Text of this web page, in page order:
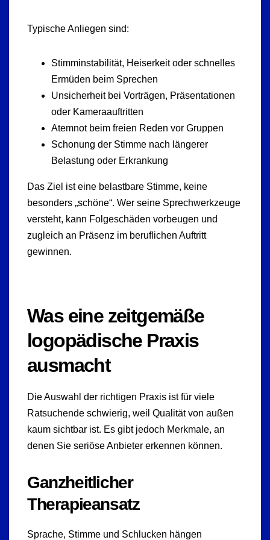
Typische Anliegen sind:
Stimminstabilität, Heiserkeit oder schnelles
Ermüden beim Sprechen
Unsicherheit bei Vorträgen, Präsentationen
oder Kameraauftritten
Atemnot beim freien Reden vor Gruppen
Schonung der Stimme nach längerer
Belastung oder Erkrankung
Das Ziel ist eine belastbare Stimme, keine
besonders „schöne“. Wer seine Sprechwerkzeuge
versteht, kann Folgeschäden vorbeugen und
zugleich an Präsenz im beruflichen Auftritt
gewinnen.
Was eine zeitgemäße
logopädische Praxis
ausmacht
Die Auswahl der richtigen Praxis ist für viele
Ratsuchende schwierig, weil Qualität von außen
kaum sichtbar ist. Es gibt jedoch Merkmale, an
denen Sie seriöse Anbieter erkennen können.
Ganzheitlicher
Therapieansatz
Sprache, Stimme und Schlucken hängen